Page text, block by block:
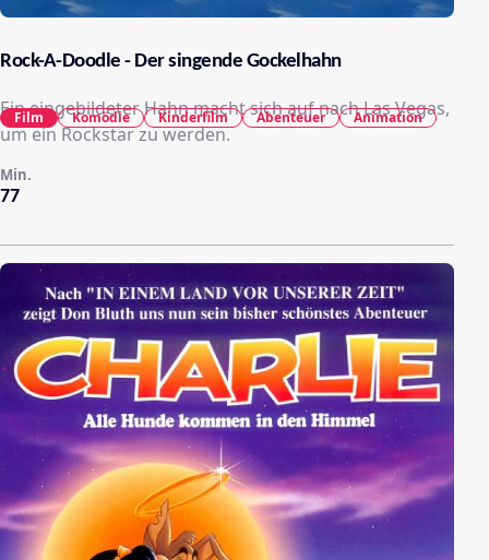
Rock-A-Doodle - Der singende Gockelhahn
Ein eingebildeter Hahn macht sich auf nach Las Vegas,
um ein Rockstar zu werden.
77
Min.
Film Komödie Kinderfilm Abenteuer Animation